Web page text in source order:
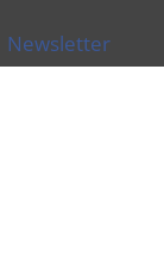
Newsletter